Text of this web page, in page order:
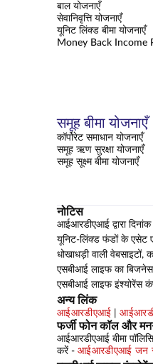
बाल योजनाएँ
सेवानिवृत्ति योजनाएँ
यूनिट लिंक्ड बीमा योजनाएँ
Money Back Income
समूह बीमा योजनाएँ
कॉर्पोरेट समाधान योजनाएँ
समूह ऋण सुरक्षा योजनाएँ
समूह सूक्ष्म बीमा योजनाएँ
नोटिस
आईआरडीएआई द्वारा
यूनिट-लिंक्ड फंडों के एसेट
धोखाधड़ी वाली
एसबीआई लाइफ का बिजनेस
एसबीआई लाइफ इंश्योरेंस
अन्य लिंक
आईआरडीएआई |
फर्जी फोन कॉल और
आईआरडीएआई बीमा
करें - आईआरडीएआई जन